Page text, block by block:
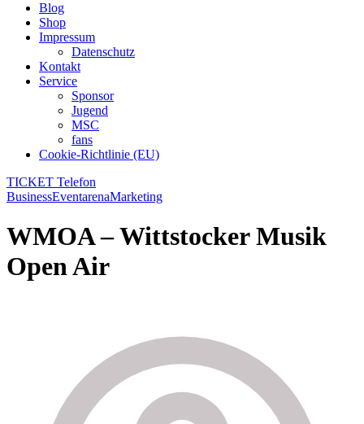
drücken)Blog
Shop
Impressum
Datenschutz
Kontakt
Service
Sponsor
Jugend
MSC
fans
Cookie-Richtlinie (EU)
TICKET Telefon
BusinessEventarenaMarketing
WMOA – Wittstocker Musik
Open Air